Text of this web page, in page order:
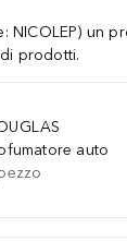
NICOLEP) un
prodotti.
auto